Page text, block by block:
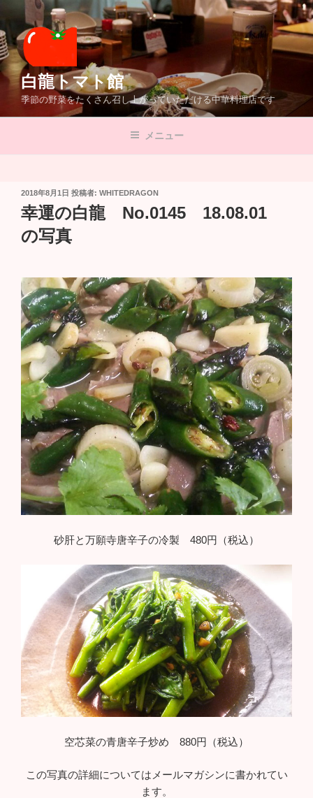
テ
ン
ツ
白龍トマト館
季節の野菜をたくさん召し上がっていただける中華料理店です
メニュー
投
稿
日:
2018年8月1日 投稿者: WHITEDRAGON
幸運の白龍 No.0145 18.08.01
の写真
砂肝と万願寺唐辛子の冷製 480円（税込）
空芯菜の青唐辛子炒め 880円（税込）
この写真の詳細についてはメールマガシンに書かれてい
ます。